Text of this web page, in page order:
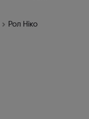
Рол Ніко